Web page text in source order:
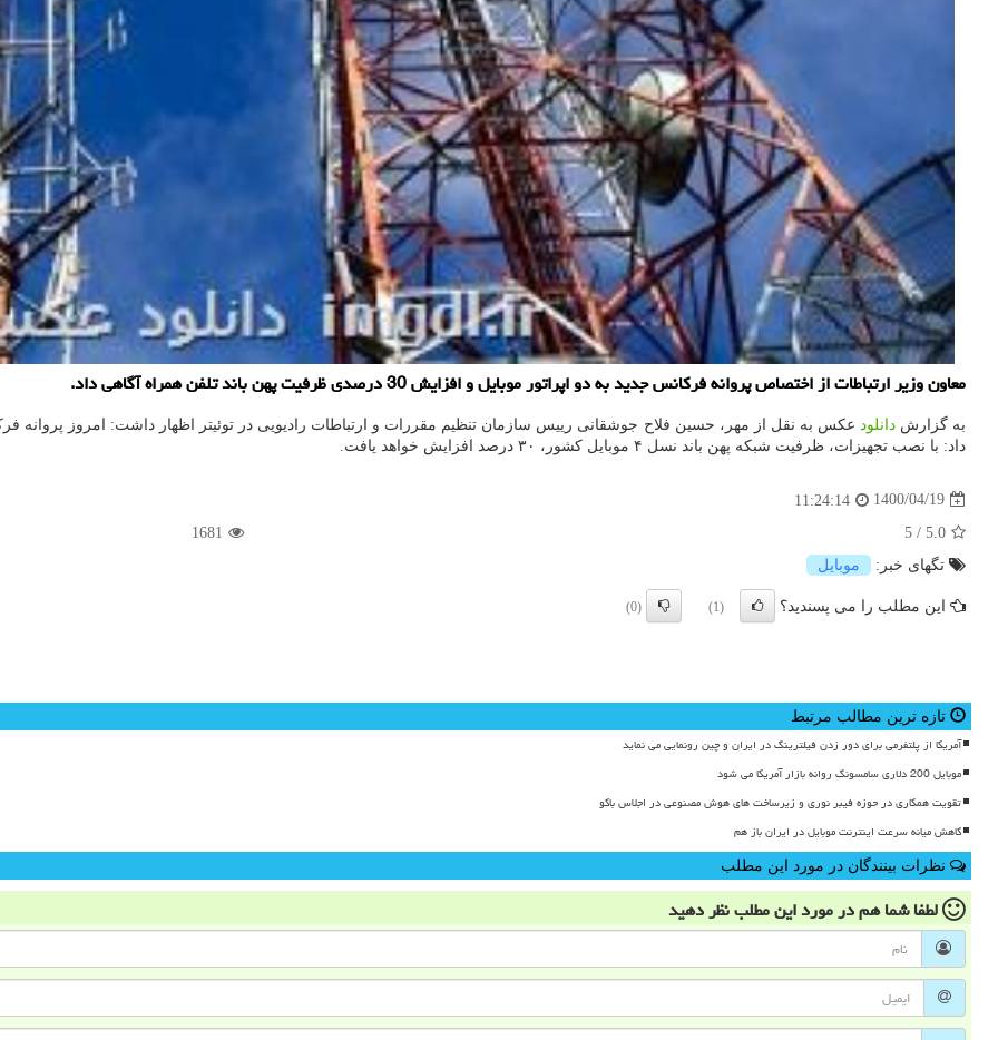
معاون وزیر ارتباطات از اختصاص پروانه فرکانس جدید به دو اپراتور موبایل و افزایش 30 درصدی ظرفیت پهن باند تلفن همراه آگاهی داد.
‏به گزارشدانلود
داد: با نصب تجهیزات، ظرفیت شبکه پهن باند نسل ۴ موبایل کشور، ۳۰ درصد افزایش خواهد یافت.
1400/04/19
11:24:14
5.0
/
5
1681
تگهای خبر:
موبایل
این مطلب را می پسندید؟ (1)
(0)
تازه ترین مطالب مرتبط
آمریکا از پلتفرمی برای دور زدن فیلترینگ در ایران و چین رونمایی می نماید
موبایل 200 دلاری سامسونگ روانه بازار آمریکا می شود
تقویت همکاری در حوزه فیبر نوری و زیرساخت های هوش مصنوعی در اجلاس باکو
کاهش میانه سرعت اینترنت موبایل در ایران باز هم
نظرات بینندگان در مورد این مطلب
لطفا شما همدر مورد این مطلبنظر دهید